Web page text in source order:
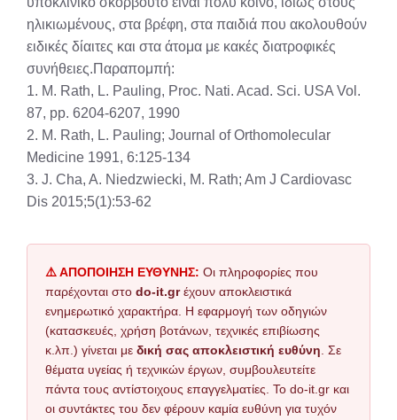
ηλικιωμένους, στα βρέφη, στα παιδιά που ακολουθούν
ειδικές δίαιτες και στα άτομα με κακές διατροφικές
συνήθειες.Παραπομπή:
1. M. Rath, L. Pauling, Proc. Nati. Acad. Sci. USA Vol.
87, pp. 6204-6207, 1990
2. M. Rath, L. Pauling; Journal of Orthomolecular
Medicine 1991, 6:125-134
3. J. Cha, A. Niedzwiecki, M. Rath; Am J Cardiovasc
Dis 2015;5(1):53-62
⚠️ ΑΠΟΠΟΙΗΣΗ ΕΥΘΥΝΗΣ: Οι πληροφορίες που
παρέχονται στο do-it.grέχουν αποκλειστικά
ενημερωτικό χαρακτήρα. Η εφαρμογή των οδηγιών
(κατασκευές, χρήση βοτάνων, τεχνικές επιβίωσης
κ.λπ.) γίνεται με δική σας αποκλειστική ευθύνη . Σε
θέματα υγείας ή τεχνικών έργων, συμβουλευτείτε
πάντα τους αντίστοιχους επαγγελματίες. Το do-it.gr και
οι συντάκτες του δεν φέρουν καμία ευθύνη για τυχόν